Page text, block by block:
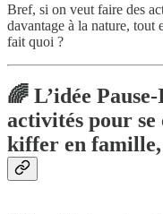
Bref, si on veut faire des
davantage à la nature,
fait quoi ?
🌈 L’idée
activités pour
kiffer en